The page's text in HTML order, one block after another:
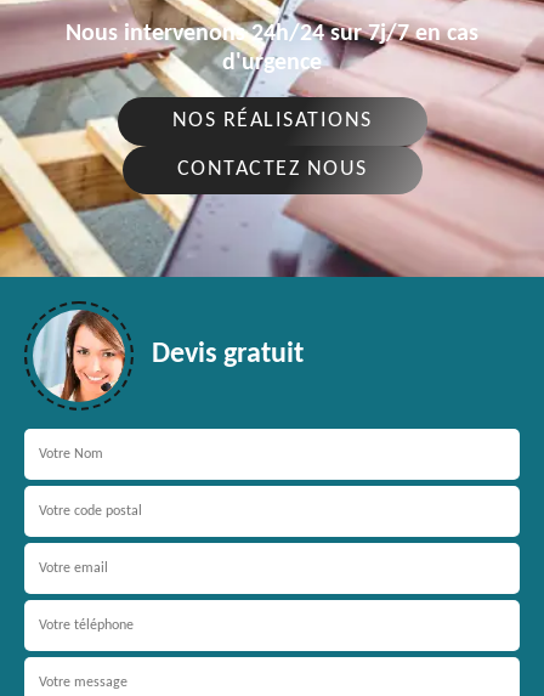
Nous intervenons 24h/24 sur 7j/7 en cas
d'urgence
NOS RÉALISATIONS
CONTACTEZ NOUS
Devis gratuit